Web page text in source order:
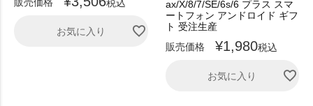
販売価格 税込
お気に入り
ax/X/8/7/SE/6s/6 プラス スマ
ートフォン アンドロイド ギフ
ト 受注生産
販売価格
¥1,980税込
お気に入り